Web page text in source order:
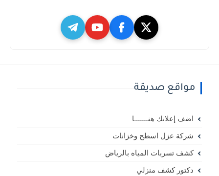
مواقع صديقة
اضف إعلانك هنـــــــا
شركة عزل اسطح وخزانات
كشف تسربات المياه بالرياض
دكتور كشف منزلي